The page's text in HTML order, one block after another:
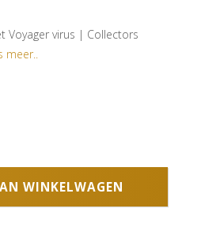
Voyager virus | Collectors
meer..
WINKELWAGEN